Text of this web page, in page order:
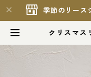
季節のリース
クリスマス